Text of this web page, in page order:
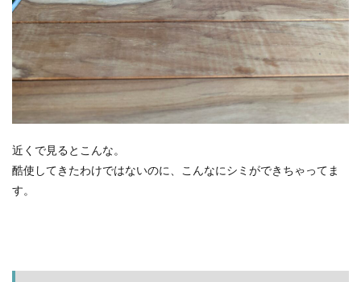
近くで見るとこんな。
酷使してきたわけではないのに、こんなにシミができちゃってま
す。